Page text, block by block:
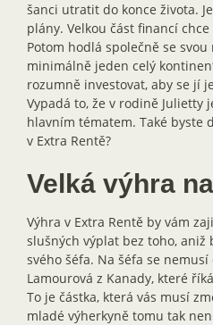
šanci utratit do konce života.
plány. Velkou část financí
Potom hodlá společně se
minimálně jeden celý
rozumně investovat, aby se jí
Vypadá to, že v rodině Julietty
hlavním tématem. Také byste
v Extra Rentě?
Velká výhra
Výhra v Extra Rentě by vám
slušných výplat bez toho,
svého šéfa. Na šéfa se
Lamourová z Kanady, které
To je částka, která vás musí
mladé výherkyně tomu tak